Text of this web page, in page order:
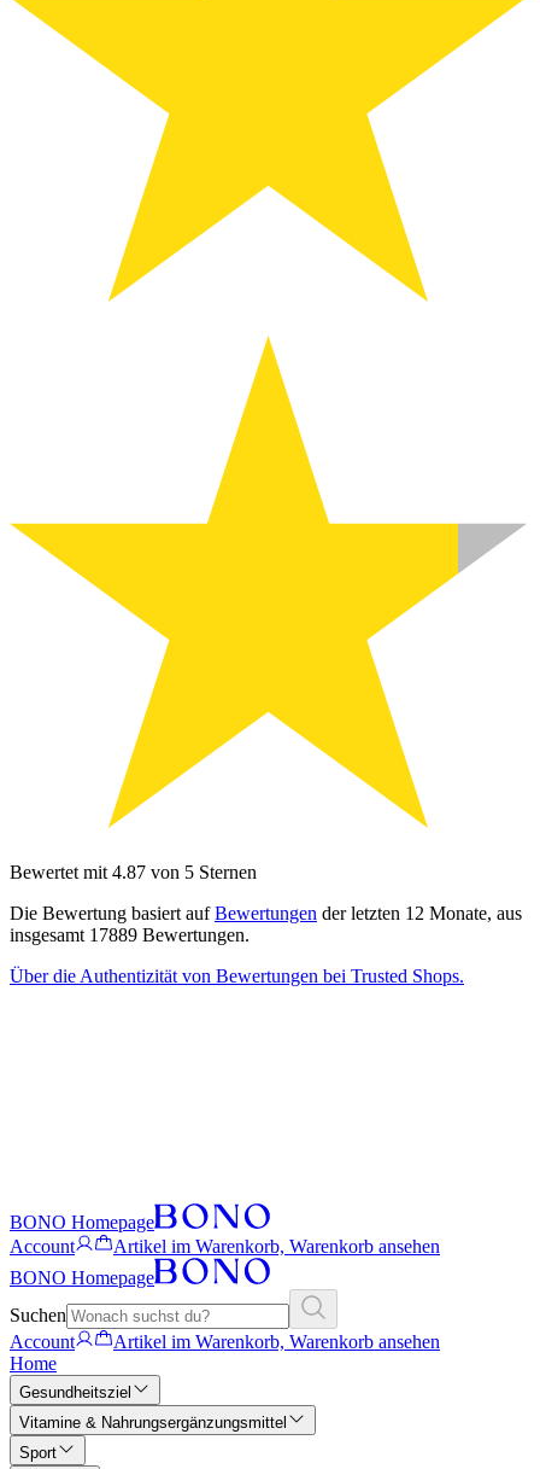
Bewertet mit 4.87 von 5 Sternen
Die Bewertung basiert aufBewertungen der letzten 12 Monate, aus
insgesamt 17889 Bewertungen.
Über die Authentizität von Bewertungen bei Trusted Shops.
BONO Homepage
Account
Artikel im Warenkorb, Warenkorb ansehen
BONO Homepage
Suchen
Account
Artikel im Warenkorb, Warenkorb ansehen
Home
Gesundheitsziel
Vitamine & Nahrungsergänzungsmittel
Sport